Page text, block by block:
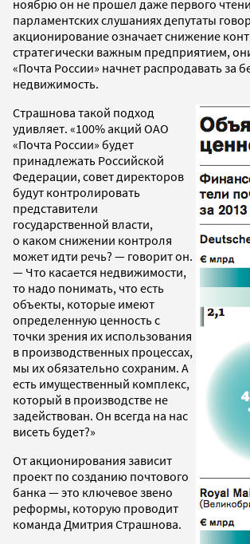
ноябрю он не прошел даже первого
парламентских слушаниях депутаты
акционирование означает снижение
стратегически важным предприятием,
«Почта России» начнет распродавать за
недвижимость.
Страшнова такой подход
удивляет. «100% акций ОАО
«Почта России» будет
принадлежать Российской
Федерации, совет директоров
будут контролировать
представители
государственной власти,
о каком снижении контроля
может идти речь? — говорит он.
— Что касается недвижимости,
то надо понимать, что есть
объекты, которые имеют
определенную ценность с
точки зрения их использования
в производственных процессах,
мы их обязательно сохраним. А
есть имущественный комплекс,
который в производстве не
задействован. Он всегда на нас
висеть будет?»
От акционирования зависит
проект по созданию почтового
банка — это ключевое звено
реформы, которую проводит
команда Дмитрия Страшнова.